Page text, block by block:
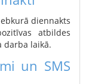
diennakts
atbildes
darba laikā.
un SMS